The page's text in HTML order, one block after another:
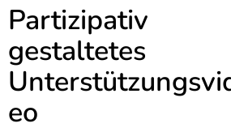
Partizipativ
gestaltetes
eo